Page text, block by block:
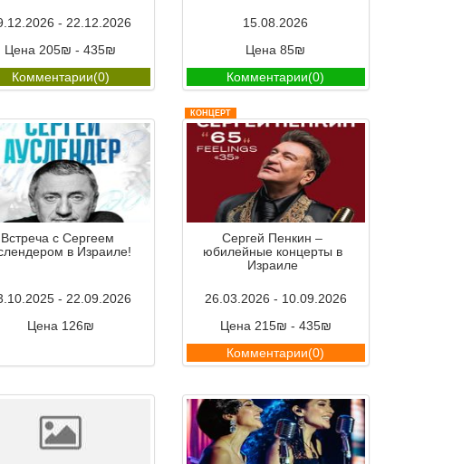
- 22.12.2026
Цена 205₪ - 435₪
Комментарии(0)
15.08.2026
Цена 85₪
Комментарии(0)
Встреча с Сергеем
в Израиле!
- 22.09.2026
Цена 126₪
КОНЦЕРТ
Сергей Пенкин –
юбилейные концерты в
Израиле
26.03.2026 - 10.09.2026
Цена 215₪ - 435₪
Комментарии(0)